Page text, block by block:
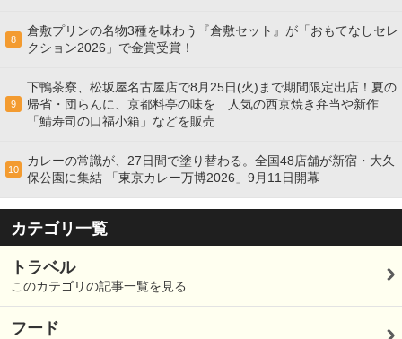
8
倉敷プリンの名物3種を味わう『倉敷セット』が「おもてなしセレ
クション2026」で金賞受賞！
9
下鴨茶寮、松坂屋名古屋店で8月25日(火)まで期間限定出店！夏の
帰省・団らんに、京都料亭の味を 人気の西京焼き弁当や新作
「鯖寿司の口福小箱」などを販売
10
カレーの常識が、27日間で塗り替わる。全国48店舗が新宿・大久
保公園に集結 「東京カレー万博2026」9月11日開幕
カテゴリ一覧
トラベル
このカテゴリの記事一覧を見る
フード